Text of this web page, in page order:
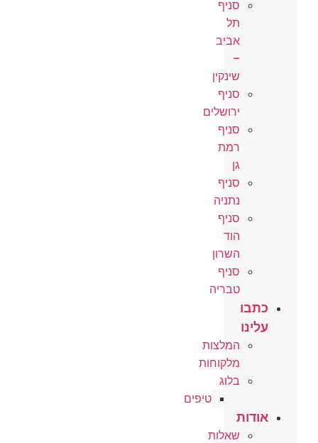
סניף
תל
אביב
–
שינקין
סניף
ירושלים
סניף
רמת
גן
סניף
נתניה
סניף
הוד
השרון
סניף
טבריה
כתבו
עלינו
המלצות
מלקוחות
בלוג
טיפים
אודות
שאלות